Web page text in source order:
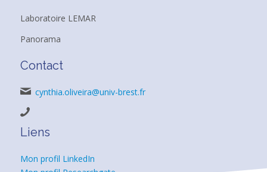
Laboratoire LEMAR
Panorama
Contact
cynthia.oliveira@univ-brest.fr
Liens
Mon profil LinkedIn